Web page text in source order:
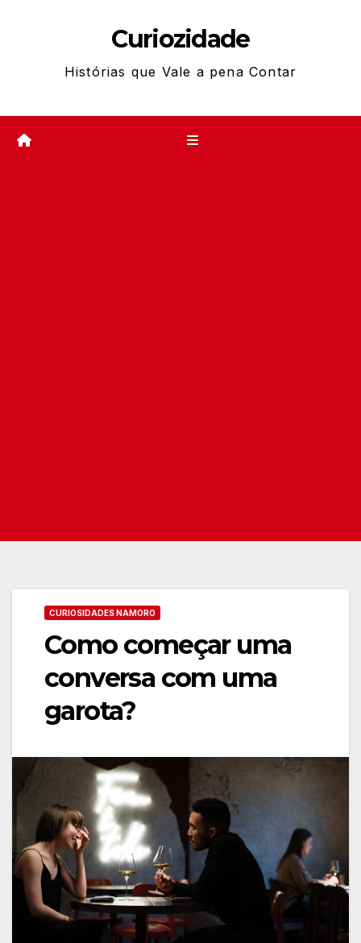
Curiozidade
Histórias que Vale a pena Contar
CURIOSIDADES NAMORO
Como começar uma
conversa com uma
garota?